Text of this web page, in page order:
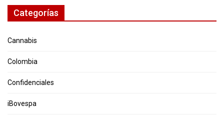
Categorías
Cannabis
Colombia
Confidenciales
iBovespa